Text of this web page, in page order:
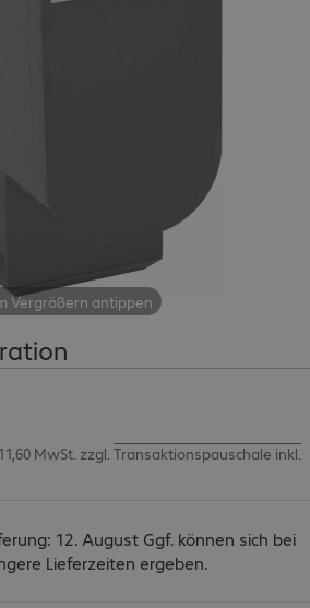
Vergrößern antippen
MwSt. zzgl. Transaktionspauschale inkl.
12. August Ggf. können sich bei
Lieferzeiten ergeben.